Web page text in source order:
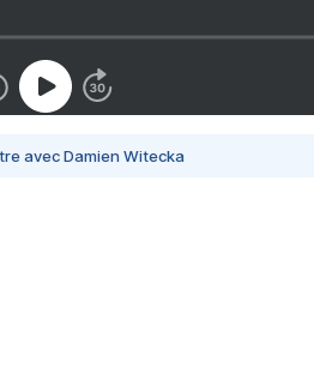
avec Damien Witecka